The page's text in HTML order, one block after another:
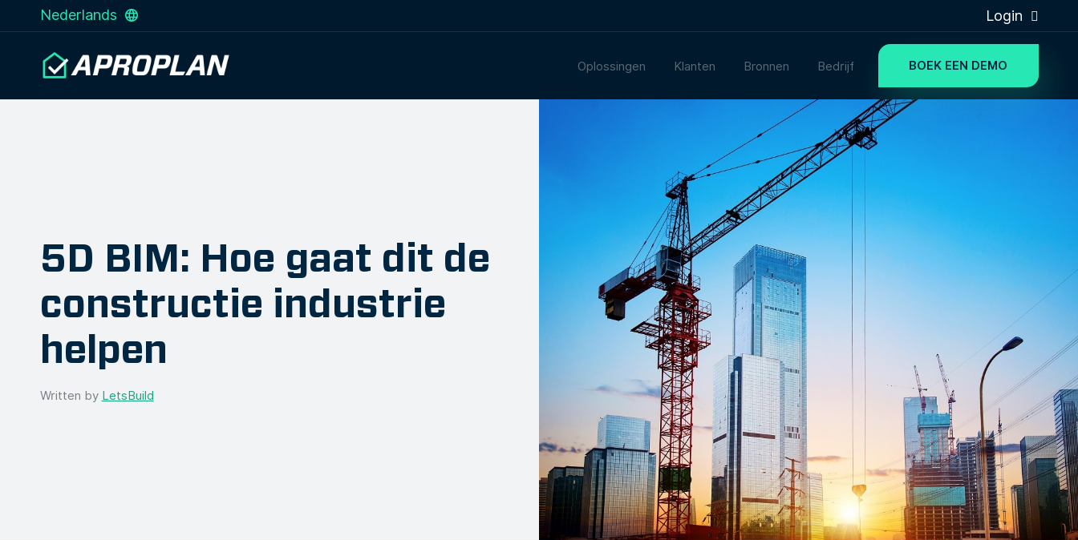
Nederlands Login
Oplossingen Klanten Bronnen Bedrijf BOEK EEN DEMO
5D BIM: Hoe gaat dit de
constructie industrie
helpen
Written by LetsBuild